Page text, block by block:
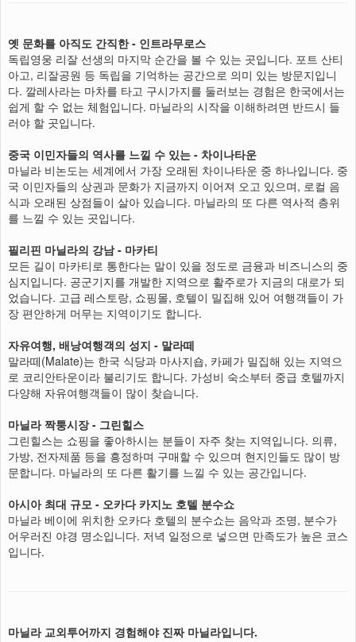
옛 문화를 아직도 간직한 - 인트라무로스
독립영웅 리잘 선생의 마지막 순간을 볼 수 있는 곳입니다. 포트 산티
아고, 리잘공원 등 독립을 기억하는 공간으로 의미 있는 방문지입니
다. 깔레사라는 마차를 타고 구시가지를 둘러보는 경험은 한국에서는
쉽게 할 수 없는 체험입니다. 마닐라의 시작을 이해하려면 반드시 들
러야 할 곳입니다.
중국 이민자들의 역사를 느낄 수 있는 - 차이나타운
마닐라 비논도는 세계에서 가장 오래된 차이나타운 중 하나입니다. 중
국 이민자들의 상권과 문화가 지금까지 이어져 오고 있으며, 로컬 음
식과 오래된 상점들이 살아 있습니다. 마닐라의 또 다른 역사적 층위
를 느낄 수 있는 곳입니다.
필리핀 마닐라의 강남 - 마카티
모든 길이 마카티로 통한다는 말이 있을 정도로 금융과 비즈니스의 중
심지입니다. 공군기지를 개발한 지역으로 활주로가 지금의 대로가 되
었습니다. 고급 레스토랑, 쇼핑몰, 호텔이 밀집해 있어 여행객들이 가
장 편안하게 머무는 지역이기도 합니다.
자유여행, 배낭여행객의 성지 - 말라떼
말라떼(Malate)는 한국 식당과 마사지숍, 카페가 밀집해 있는 지역으
로 코리안타운이라 불리기도 합니다. 가성비 숙소부터 중급 호텔까지
다양해 자유여행객들이 많이 찾습니다.
마닐라 짝퉁시장 - 그린힐스
그린힐스는 쇼핑을 좋아하시는 분들이 자주 찾는 지역입니다. 의류,
가방, 전자제품 등을 흥정하며 구매할 수 있으며 현지인들도 많이 방
문합니다. 마닐라의 또 다른 활기를 느낄 수 있는 공간입니다.
아시아 최대 규모 - 오카다 카지노 호텔 분수쇼
마닐라 베이에 위치한 오카다 호텔의 분수쇼는 음악과 조명, 분수가
어우러진 야경 명소입니다. 저녁 일정으로 넣으면 만족도가 높은 코스
입니다.
마닐라 교외투어까지 경험해야 진짜 마닐라입니다.